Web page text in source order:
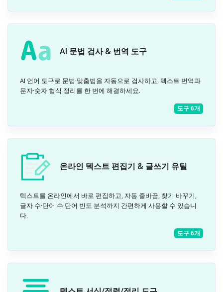
AI 문법 검사 & 번역 도구
AI 언어 도구로 문법·맞춤법을 자동으로 검사하고, 텍스트 번역과
문자·숫자 형식 정리를 한 번에 해결하세요.
도구 6개
온라인 텍스트 편집기 & 글쓰기 유틸
텍스트를 온라인에서 바로 편집하고, 자동 줄바꿈, 찾기·바꾸기,
글자 수·단어 수·단어 빈도 분석까지 간편하게 사용할 수 있습니
다.
도구 6개